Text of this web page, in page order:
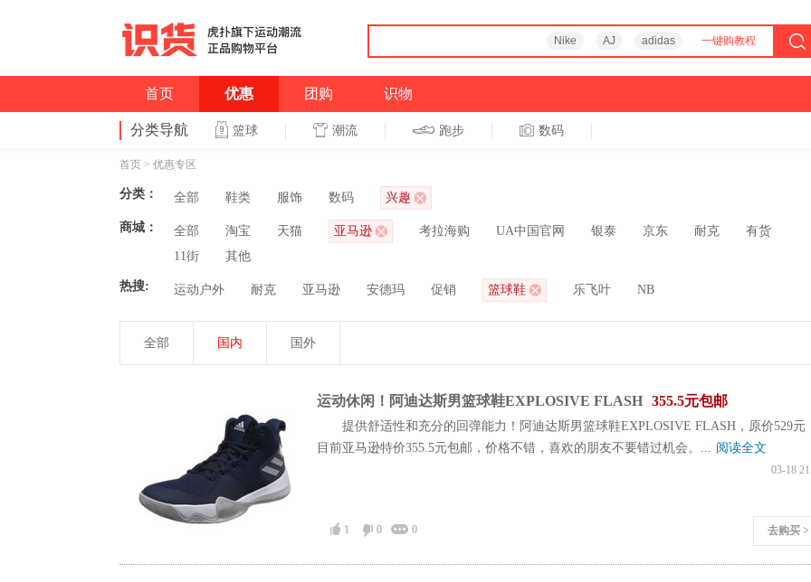
Nike AJ adidas 一键购教程
首页 优惠 团购 识物
分类导航 篮球 潮流 跑步 数码
首页 > 优惠专区
分类： 全部 鞋类 服饰 数码 兴趣
商城： 全部 淘宝 天猫 亚马逊 考拉海购 UA中国官网 银泰 京东 耐克
有货
11街
其他
热搜: 运动户外 耐克 亚马逊 安德玛 促销 篮球鞋 乐飞叶 NB
全部 国内 国外
运动休闲！阿迪达斯男篮球鞋EXPLOSIVE FLASH 355.5元包邮
提供舒适性和充分的回弹能力！阿迪达斯男篮球鞋EXPLOSIVE FLASH，原价529元
目前亚马逊特价355.5元包邮，价格不错，喜欢的朋友不要错过机会。... 阅读全文
03-18
去购买 >
1 0 0